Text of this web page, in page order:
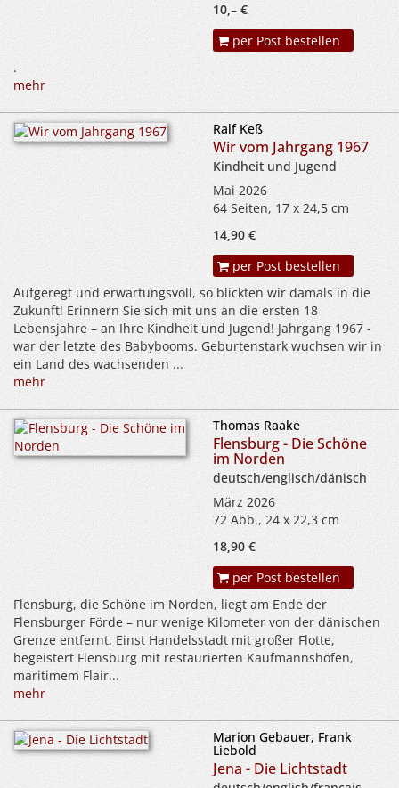
10,– €
per Post bestellen
.
mehr
Ralf Keß
Wir vom Jahrgang 1967
Kindheit und Jugend
Mai 2026
64 Seiten, 17 x 24,5 cm
14,90 €
per Post bestellen
Aufgeregt und erwartungsvoll, so blickten wir damals in die
Zukunft! Erinnern Sie sich mit uns an die ersten 18
Lebensjahre – an Ihre Kindheit und Jugend! Jahrgang 1967 -
war der letzte des Babybooms. Geburtenstark wuchsen wir in
ein Land des wachsenden ...
mehr
Thomas Raake
Flensburg - Die Schöne
im Norden
deutsch/englisch/dänisch
März 2026
72 Abb., 24 x 22,3 cm
18,90 €
per Post bestellen
Flensburg, die Schöne im Norden, liegt am Ende der
Flensburger Förde – nur wenige Kilometer von der dänischen
Grenze entfernt. Einst Handelsstadt mit großer Flotte,
begeistert Flensburg mit restaurierten Kaufmannshöfen,
maritimem Flair...
mehr
Marion Gebauer, Frank
Liebold
Jena - Die Lichtstadt